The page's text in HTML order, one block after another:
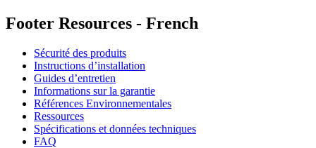
Footer Resources - French
Sécurité des produits
Instructions d’installation
Guides d’entretien
Informations sur la garantie
Références Environnementales
Ressources
Spécifications et données techniques
FAQ